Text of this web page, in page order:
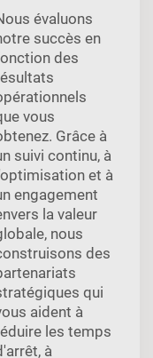
évaluons
succès en
des
vous
Grâce à
suivi continu, à
et à
engagement
la valeur
nous
des
qui
aident à
les temps
à